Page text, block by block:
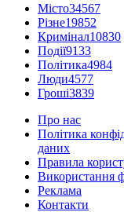
Місто34567
Різне19852
Кримінал10830
Події9133
Політика4984
Люди4577
Гроші3839
Про нас
Політика
даних
Правила
Використання
Реклама
Контакти